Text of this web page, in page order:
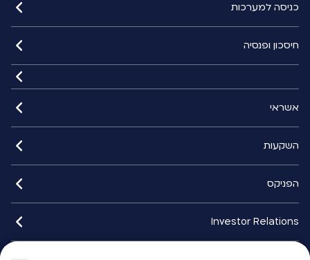
כניסה למערכות
חיסכון ופנסיה
אשראי
השקעות
הפניקס
Investor Relations